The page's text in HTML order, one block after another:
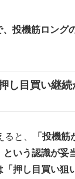
投機筋ロング
し目買い継
と、
「投機
いう認識が妥
「押し目買い狙